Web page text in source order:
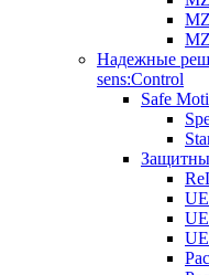
Надежные
sens:Control
Safe